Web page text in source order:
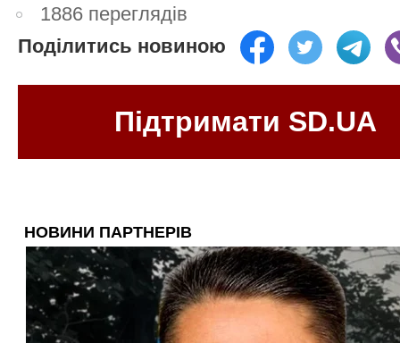
1886 переглядів
Поділитись новиною
Підтримати SD.UA